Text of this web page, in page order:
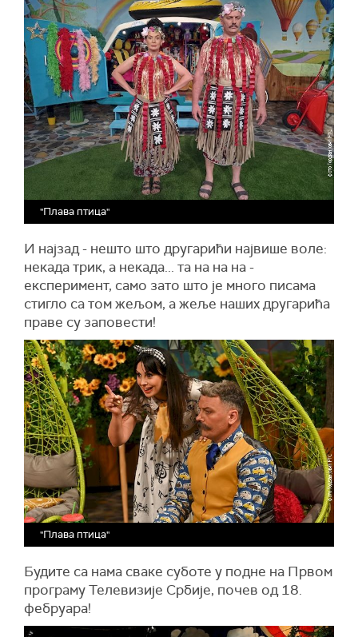
"Плава птица"
И најзад - нешто што другарићи највише воле:
некада трик, а некада... та на на на -
експеримент, само зато што је много писама
стигло са том жељом, а жеље наших другарића
праве су заповести!
"Плава птица"
Будите са нама сваке суботе у подне на Првом
програму Телевизије Србије, почев од 18.
фебруара!